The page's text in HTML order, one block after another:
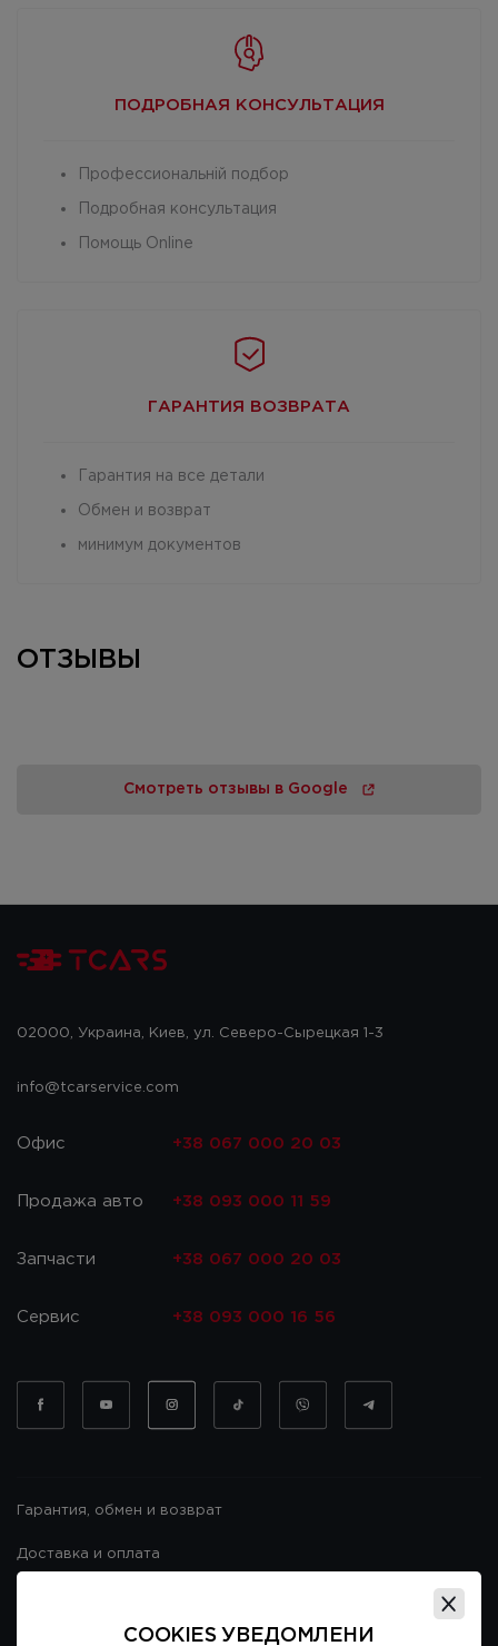
ПОДРОБНАЯ КОНСУЛЬТАЦИЯ
Профессиональній подбор
Подробная консультация
Помощь Online
ГАРАНТИЯ ВОЗВРАТА
Гарантия на все детали
Обмен и возврат
минимум документов
ОТЗЫВЫ
Смотреть отзывы в Google
02000, Украина, Киев, ул. Северо-Сырецкая 1-3
info@tcarservice.com
Офис +38 067 000 20 03
Продажа авто +38 093 000 11 59
Запчасти +38 067 000 20 03
Сервис +38 093 000 16 56
Гарантия, обмен и возврат
Доставка и оплата
Договор публичной оферты
COOKIES УВЕДОМЛЕНИ